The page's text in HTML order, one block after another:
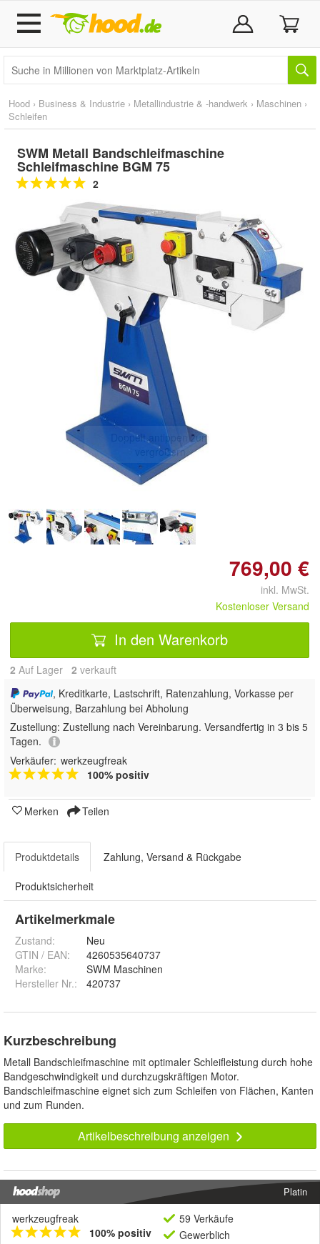
Hood › Business & Industrie › Metallindustrie & -handwerk › Maschinen ›
Schleifen
SWM Metall Bandschleifmaschine
Schleifmaschine BGM 75
2
Doppelt antippen zum
vergrößern
769,00 €
inkl. MwSt.
Kostenloser Versand
In den Warenkorb
2 Auf Lager 2 verkauft
, Kreditkarte, Lastschrift, Ratenzahlung, Vorkasse per
Überweisung, Barzahlung bei Abholung
Zustellung: Zustellung nach Vereinbarung. Versandfertig in 3 bis 5
Tagen.
Verkäufer: werkzeugfreak
100% positiv
Merken Teilen
Produktdetails Zahlung, Versand & Rückgabe
Produktsicherheit
Artikelmerkmale
Zustand:
Neu
GTIN / EAN:
4260535640737
Marke:
SWM Maschinen
Hersteller Nr.:
420737
Kurzbeschreibung
Metall Bandschleifmaschine mit optimaler Schleifleistung durch hohe
Bandgeschwindigkeit und durchzugskräftigen Motor.
Bandschleifmaschine eignet sich zum Schleifen von Flächen, Kanten
und zum Runden.
Artikelbeschreibung anzeigen
Platin
werkzeugfreak
100% positiv
59 Verkäufe
Gewerblich